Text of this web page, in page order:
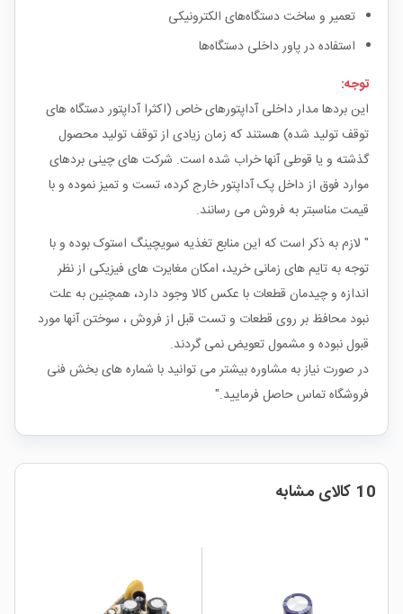
تعمیر و ساخت دستگاه‌های الکترونیکی
استفاده در پاور داخلی دستگاه‌ها
توجه:
این بردها مدار داخلی آداپتورهای خاص (اکثرا آداپتور دستگاه های
توقف تولید شده) هستند که زمان زیادی از توقف تولید محصول
گذشته و یا قوطی آنها خراب شده است. شرکت های چینی بردهای
موارد فوق از داخل پک آداپتور خارج کرده، تست و تمیز نموده و با
قیمت مناسبتر به فروش می رسانند.
" لازم به ذکر است که این منابع تغذیه سویچینگ استوک بوده و با
توجه به تایم های زمانی خرید، امکان مغایرت های فیزیکی از نظر
اندازه و چیدمان قطعات با عکس کالا وجود دارد، همچنین به علت
نبود محافظ بر روی قطعات و تست قبل از فروش ، سوختن آنها مورد
قبول نبوده و مشمول تعویض نمی گردند.
در صورت نیاز به مشاوره بیشتر می توانید با شماره های بخش فنی
فروشگاه تماس حاصل فرمایید."
10 کالای مشابه